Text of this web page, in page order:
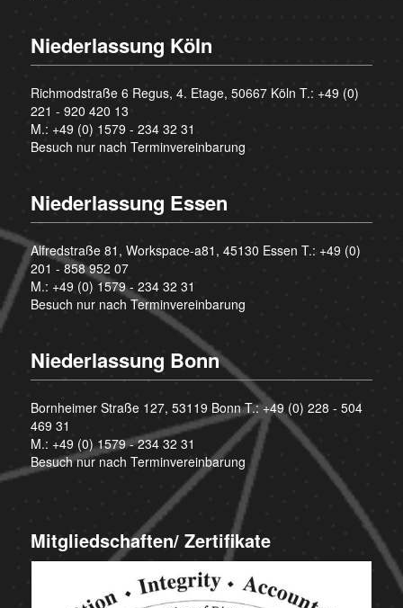
Niederlassung Köln
Richmodstraße 6 Regus, 4. Etage, 50667 Köln T.: +49 (0)
221 - 920 420 13
M.: +49 (0) 1579 - 234 32 31
Besuch nur nach Terminvereinbarung
Niederlassung Essen
Alfredstraße 81, Workspace-a81, 45130 Essen T.: +49 (0)
201 - 858 952 07
M.: +49 (0) 1579 - 234 32 31
Besuch nur nach Terminvereinbarung
Niederlassung Bonn
Bornheimer Straße 127, 53119 Bonn T.:+49 (0) 228 - 504
469 31
M.: +49 (0) 1579 - 234 32 31
Besuch nur nach Terminvereinbarung
Mitgliedschaften/ Zertifikate